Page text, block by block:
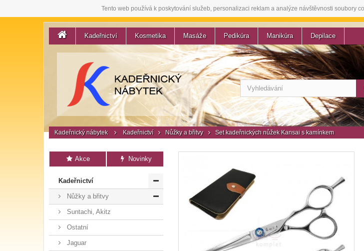
Tento web používá k poskytování služeb, personalizaci reklam a analýze návštěvnosti soubory
Kadeřnictví Kosmetika Masáže Pedikúra Manikúra Depilace
Kadeřnický nábytek Kadeřnictví Nůžky a břitvy Set kadeřnických nůžek Kansai s kamínkem
Akce Novinky
Kadeřnictví
Nůžky a břitvy
Suntachi, Akitz
Ostatní
Jaguar